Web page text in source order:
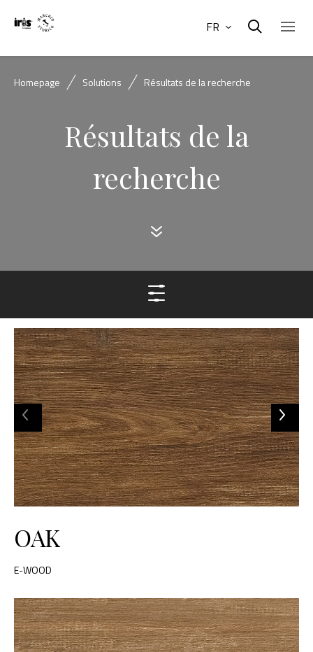
FR
Homepage Solutions Résultats de la recherche
Résultats de la
recherche
OAK
E-WOOD